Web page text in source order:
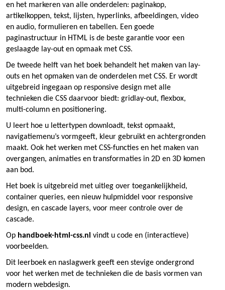
en het markeren van alle onderdelen: paginakop,
artikelkoppen, tekst, lijsten, hyperlinks, afbeeldingen, video
en audio, formulieren en tabellen. Een goede
paginastructuur in HTML is de beste garantie voor een
geslaagde lay-out en opmaak met CSS.
De tweede helft van het boek behandelt het maken van lay-
outs en het opmaken van de onderdelen met CSS. Er wordt
uitgebreid ingegaan op responsive design met alle
technieken die CSS daarvoor biedt: gridlay-out, flexbox,
multi-column en positionering.
U leert hoe u lettertypen downloadt, tekst opmaakt,
navigatiemenu’s vormgeeft, kleur gebruikt en achtergronden
maakt. Ook het werken met CSS-functies en het maken van
overgangen, animaties en transformaties in 2D en 3D komen
aan bod.
Het boek is uitgebreid met uitleg over toegankelijkheid,
container queries, een nieuw hulpmiddel voor responsive
design, en cascade layers, voor meer controle over de
cascade.
Op handboek-html-css.nl vindt u code en (interactieve)
voorbeelden.
Dit leerboek en naslagwerk geeft een stevige ondergrond
voor het werken met de technieken die de basis vormen van
modern webdesign.